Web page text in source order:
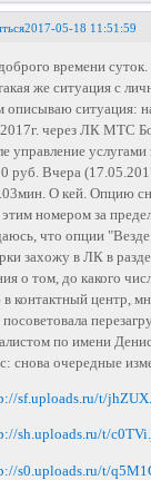
2017-05-18 11:51:59
времени
же ситуация с
описываю ситуация:
через ЛК МТС
управление
0 руб. Вчера
О кей. Опцию
номером за
что опции
захожу в ЛК в
о том, до какого
контактный центр,
посоветовала
по имени
снова очередные